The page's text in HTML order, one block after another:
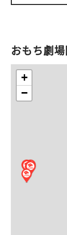
おもち劇
+
−